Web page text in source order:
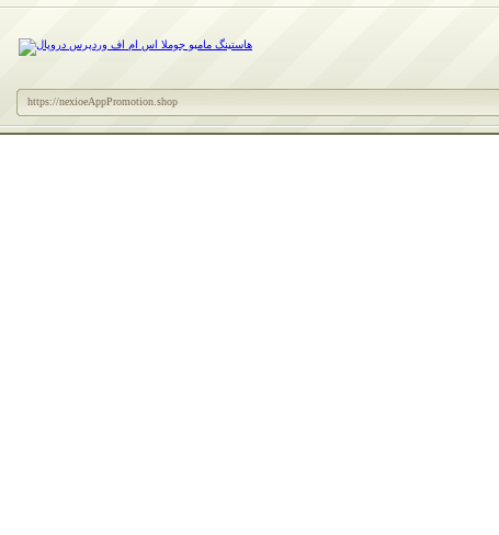
https://nexioeAppPromotion.shop